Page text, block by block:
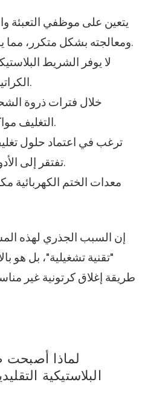
ومعالجته بشكل متكرر، مما يؤدي إلى انخفاض الكفاءة.
الكراتين عرضة للفتح أثناء النقل.
التغليف مواكبة حجم الطلبات الواردة.
تفتقر إلى الأدوات المناسبة للقيام بذلك.
إن السبب الجذري لهذه
"تقنية تشغيلية"، بل هو
طريقة إغلاق كرتونية غير
لماذا أصبحت
البلاستيكية